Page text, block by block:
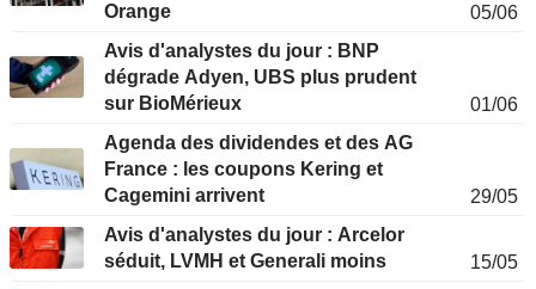
Orange
05/06
Avis d'analystes du jour : BNP
dégrade Adyen, UBS plus prudent
sur BioMérieux
01/06
Agenda des dividendes et des AG
France : les coupons Kering et
Cagemini arrivent
29/05
Avis d'analystes du jour : Arcelor
séduit, LVMH et Generali moins
15/05